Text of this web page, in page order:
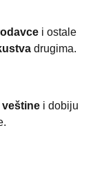
i ostale
drugima.
i dobiju